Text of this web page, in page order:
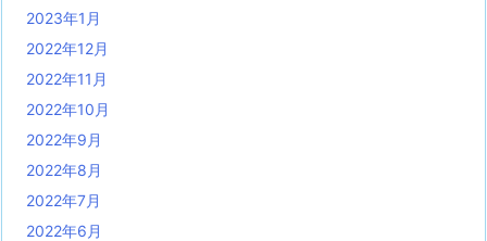
2023年1月
2022年12月
2022年11月
2022年10月
2022年9月
2022年8月
2022年7月
2022年6月